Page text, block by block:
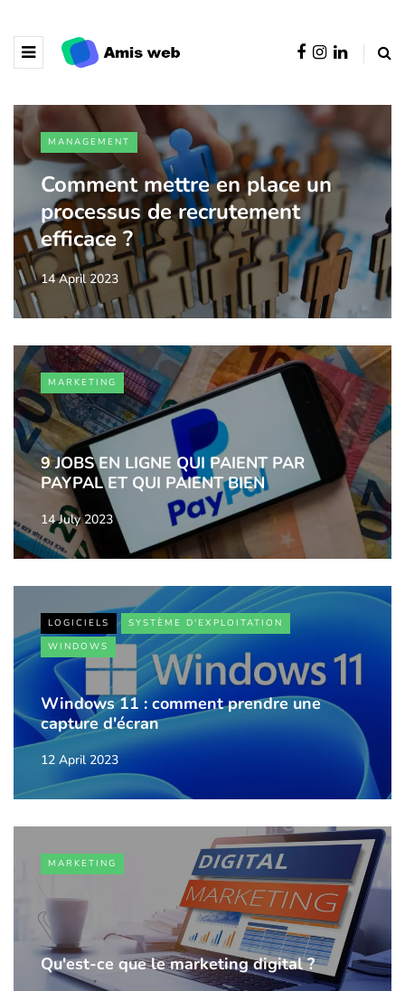
MANAGEMENT
Comment mettre en place un
processus de recrutement
efficace ?
14 April 2023
MARKETING
9 JOBS EN LIGNE QUI PAIENT PAR
PAYPAL ET QUI PAIENT BIEN
14 July 2023
LOGICIELS
SYSTÈME D'EXPLOITATION
WINDOWS
Windows 11 : comment prendre une
capture d'écran
12 April 2023
MARKETING
Qu'est-ce que le marketing digital ?